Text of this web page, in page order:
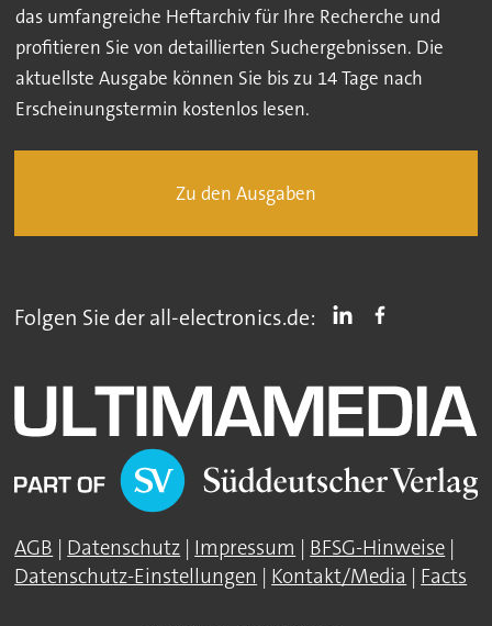
das umfangreiche Heftarchiv für Ihre Recherche und
profitieren Sie von detaillierten Suchergebnissen. Die
aktuellste Ausgabe können Sie bis zu 14 Tage nach
Erscheinungstermin kostenlos lesen.
Zu den Ausgaben
Folgen Sie der all-electronics.de:
AGB | Datenschutz | Impressum | BFSG-Hinweise |
Datenschutz-Einstellungen | Kontakt/Media | Facts